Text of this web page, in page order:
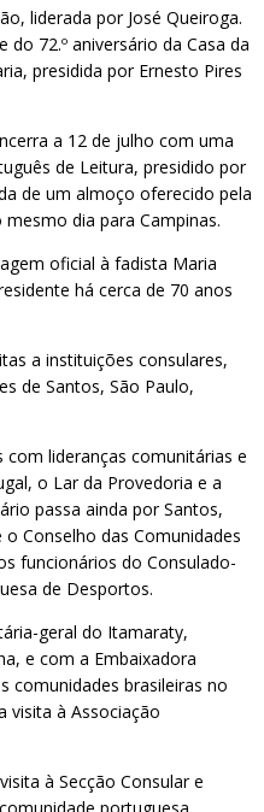
liderada por José Queiroga.
72.º aniversário da Casa da
presidida por Ernesto Pires
a 12 de julho com uma
de Leitura, presidido por
de um almoço oferecido pela
dia para Campinas.
oficial à fadista Maria
há cerca de 70 anos
a instituições consulares,
de Santos, São Paulo,
com lideranças comunitárias e
o Lar da Provedoria e a
passa ainda por Santos,
Conselho das Comunidades
funcionários do Consulado-
de Desportos.
geral do Itamaraty,
e com a Embaixadora
comunidades brasileiras no
visita à Associação
à Secção Consular e